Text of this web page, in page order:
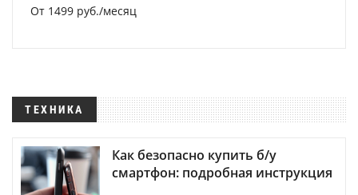
От 1499 руб./месяц
ТЕХНИКА
Как безопасно купить б/у
смартфон: подробная инструкция